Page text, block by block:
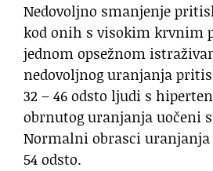
Nedovoljno smanjenje
kod onih s visokim krvnim
jednom opsežnom
nedovoljnog uranjanja
32 – 46 odsto ljudi s
obrnutog uranjanja uočeni
Normalni obrasci uranjanja
54 odsto.